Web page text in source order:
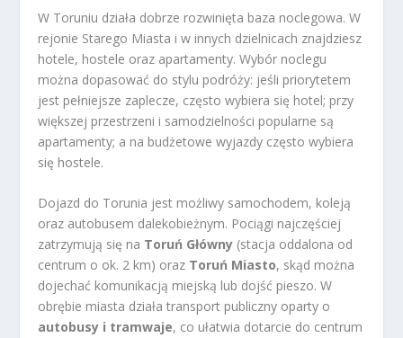
W Toruniu działa dobrze rozwinięta baza noclegowa. W
rejonie Starego Miasta i w innych dzielnicach znajdziesz
hotele, hostele oraz apartamenty. Wybór noclegu
można dopasować do stylu podróży: jeśli priorytetem
jest pełniejsze zaplecze, często wybiera się hotel; przy
większej przestrzeni i samodzielności popularne są
apartamenty; a na budżetowe wyjazdy często wybiera
się hostele.
Dojazd do Torunia jest możliwy samochodem, koleją
oraz autobusem dalekobieżnym. Pociągi najczęściej
zatrzymują się na Toruń Główny (stacja oddalona od
centrum o ok. 2 km) oraz Toruń Miasto, skąd można
dojechać komunikacją miejską lub dojść pieszo. W
obrębie miasta działa transport publiczny oparty o
autobusy i tramwaje, co ułatwia dotarcie do centrum